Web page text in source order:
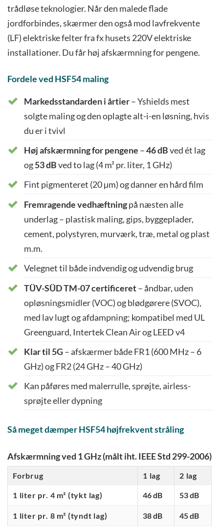
trådløse teknologier. Når den malede flade
jordforbindes, skærmer den også mod lavfrekvente
(LF) elektriske felter fra fx husets 220V elektriske
installationer. Du får høj afskærmning for pengene.
Fordele ved HSF54 maling
Markedsstandarden i årtier– Yshields mest
solgte maling og den oplagte alt-i-en løsning, hvis
du er i tvivl
Høj afskærmning for pengene –46 dBved ét lag
og53 dBved to lag (4 m² pr. liter, 1 GHz)
Fint pigmenteret (20 µm) og danner en hård film
Fremragende vedhæftningpå næsten alle
underlag – plastisk maling, gips, byggeplader,
cement, polystyren, murværk, træ, metal og plast
m.m.
Velegnet til både indvendig og udvendig brug
TÜV-SÜD TM-07 certificeret– åndbar, uden
opløsningsmidler (VOC) og blødgørere (SVOC),
med lav lugt og afdampning; kompatibel med UL
Greenguard, Intertek Clean Air og LEED v4
Klar til 5G – afskærmer både FR1 (600 MHz – 6
GHz) og FR2 (24 GHz – 40 GHz)
Kan påføres med malerrulle, sprøjte, airless-
sprøjte eller dypning
Så meget dæmper HSF54 højfrekvent stråling
Afskærmning ved 1 GHz (målt iht. IEEE Std 299-2006)
Forbrug 1 lag 2 lag
1 liter pr. 4 m² (tykt lag) 46 dB 53 dB
1 liter pr. 8 m² (tyndt lag) 38 dB 45 dB